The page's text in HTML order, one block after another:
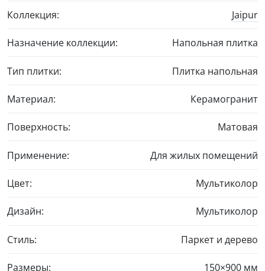
Коллекция: Jaipur
Назначение коллекции: Напольная плитка
Тип плитки: Плитка напольная
Материал: Керамогранит
Поверхность: Матовая
Применение: Для жилых помещений
Цвет: Мультиколор
Дизайн: Мультиколор
Стиль: Паркет и дерево
Размеры: 150×900 мм